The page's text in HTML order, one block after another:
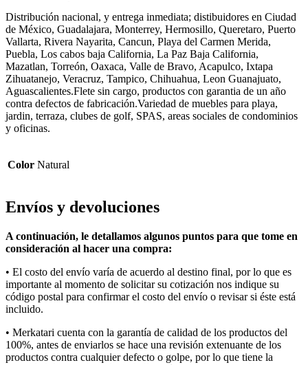
Distribución nacional, y entrega inmediata; distibuidores en Ciudad
de México, Guadalajara, Monterrey, Hermosillo, Queretaro, Puerto
Vallarta, Rivera Nayarita, Cancun, Playa del Carmen Merida,
Puebla, Los cabos baja California, La Paz Baja California,
Mazatlan, Torreón, Oaxaca, Valle de Bravo, Acapulco, Ixtapa
Zihuatanejo, Veracruz, Tampico, Chihuahua, Leon Guanajuato,
Aguascalientes.Flete sin cargo, productos con garantia de un año
contra defectos de fabricación.Variedad de muebles para playa,
jardin, terraza, clubes de golf, SPAS, areas sociales de condominios
y oficinas.
Color Natural
Envíos y devoluciones
A continuación, le detallamos algunos puntos para que tome en
consideración al hacer una compra:
• El costo del envío varía de acuerdo al destino final, por lo que es
importante al momento de solicitar su cotización nos indique su
código postal para confirmar el costo del envío o revisar si éste está
incluido.
• Merkatari cuenta con la garantía de calidad de los productos del
100%, antes de enviarlos se hace una revisión extenuante de los
productos contra cualquier defecto o golpe, por lo que tiene la